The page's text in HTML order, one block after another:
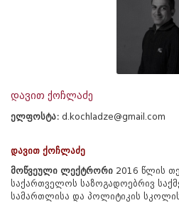
დავით ქოჩლაძე
ელფოსტა: d.kochladze@gmail.com
დავით ქოჩლაძე
მოწვეული ლექტრორი 2016 წლის
საქართველოს საზოგადოებრივ
სამართლისა და პოლიტიკის